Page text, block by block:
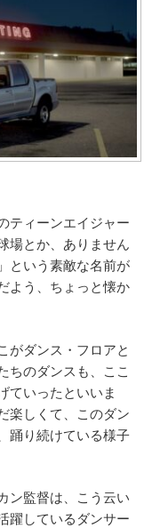
ティーンエイジャー
場とか、ありません
という素敵な名前が
よう、ちょっと懐か
がダンス・フロアと
ちのダンスも、ここ
ていったといいま
楽しくて、このダン
踊り続けている様子
ン監督は、こう云い
躍しているダンサー